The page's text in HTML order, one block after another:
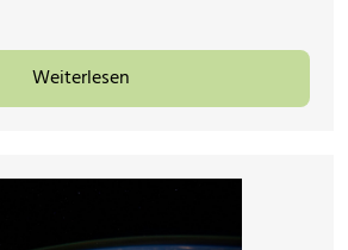
Weiterlesen